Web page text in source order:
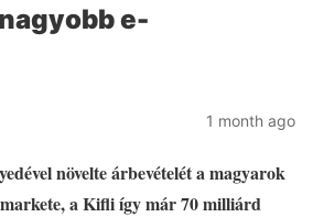
e-
1 month ago
növelte árbevételét a magyarok
a Kifli így már 70 milliárd